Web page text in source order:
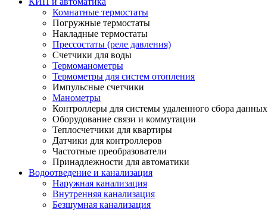
Комнатные термостаты
Погружные термостаты
Накладные термостаты
Прессостаты (реле давления)
Счетчики для воды
Термоманометры
Термометры для систем отопления
Импульсные счетчики
Манометры
Контроллеры для системы удаленного сбора данных
Оборудование связи и коммутации
Теплосчетчики для квартиры
Датчики для контроллеров
Частотные преобразователи
Принадлежности для автоматики
Водоотведение и канализация
Наружная канализация
Внутренняя канализация
Безшумная канализация